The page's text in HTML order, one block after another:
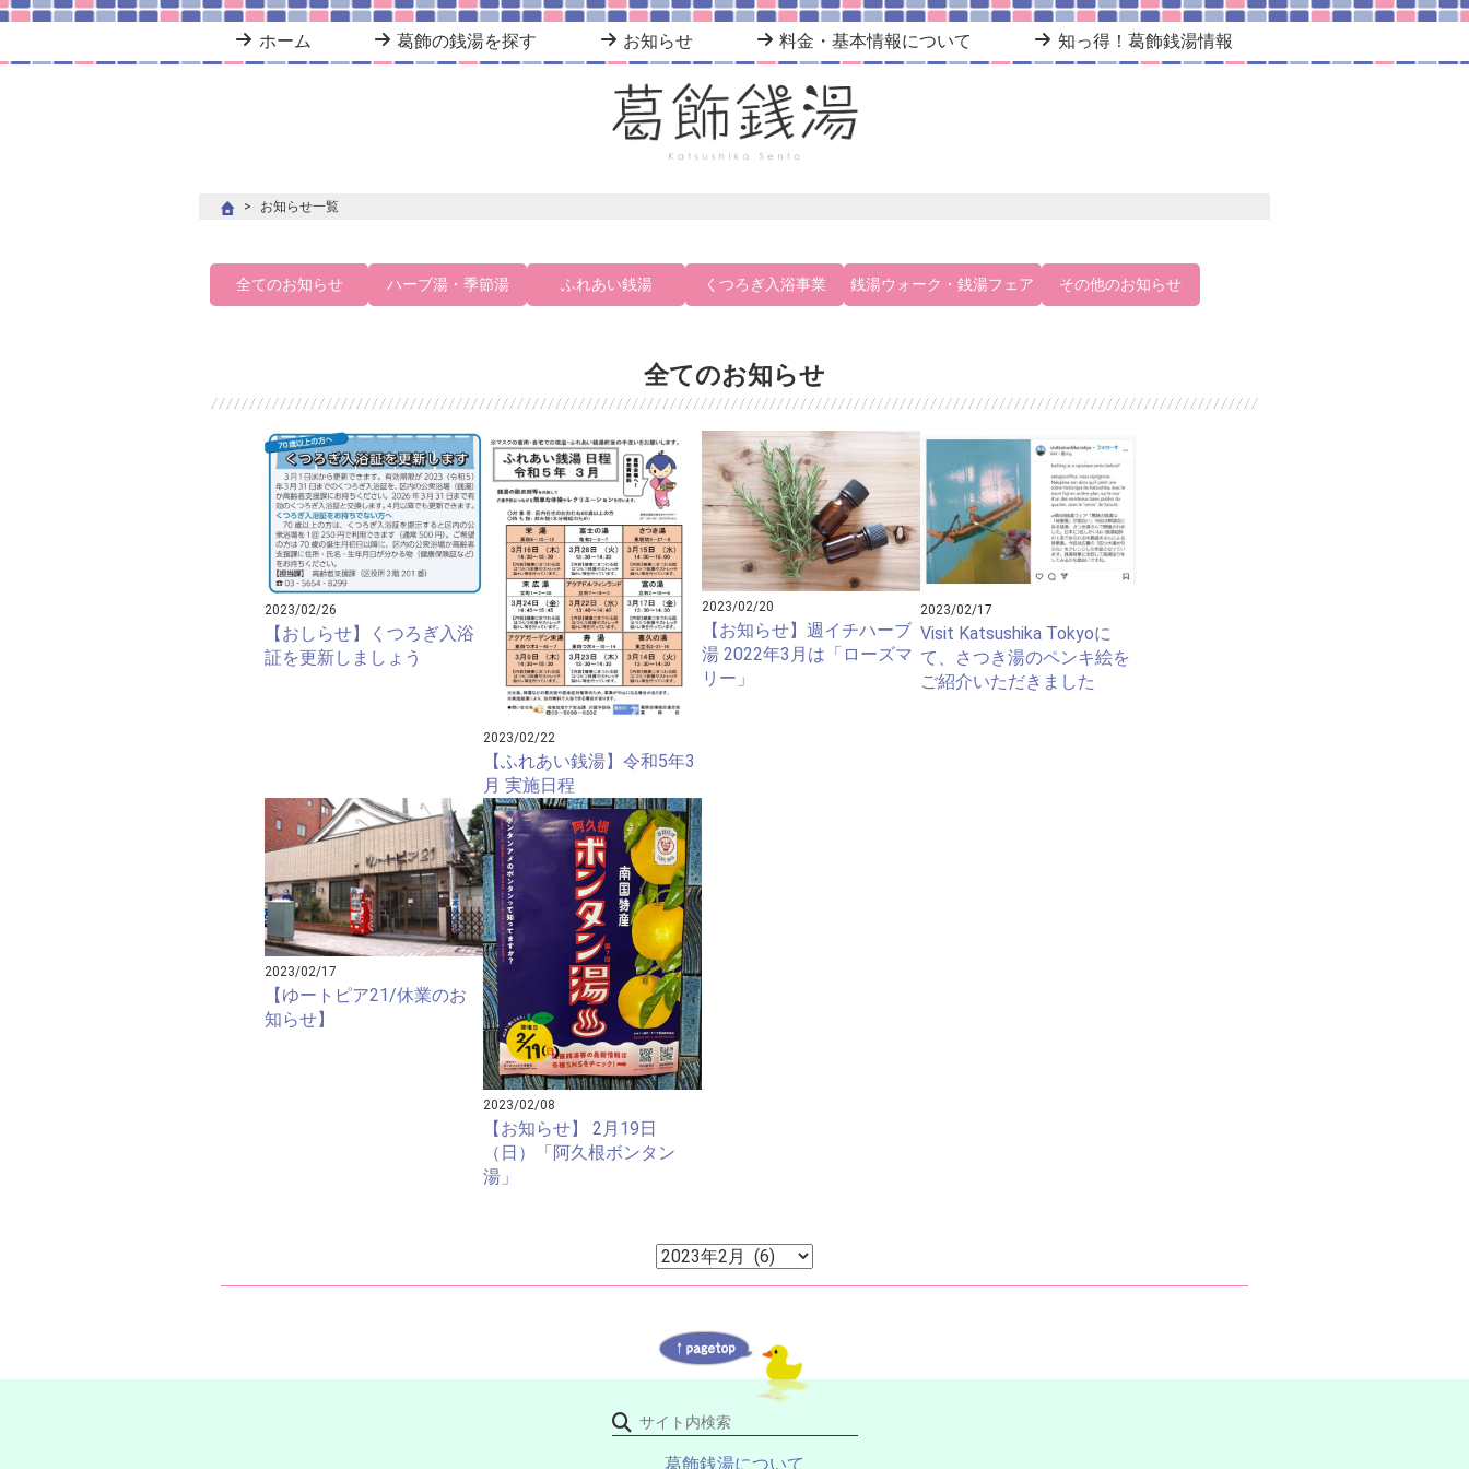
ホーム 葛飾の銭湯を探す お知らせ 料金・基本情報について 知っ得！葛飾銭湯情報
お知らせ一覧
全てのお知らせ ハーブ湯・季節湯 ふれあい銭湯 くつろぎ入浴事業 銭湯ウォーク・銭湯フェア その他のお知らせ
全てのお知らせ
2023/02/26
【おしらせ】くつろぎ入浴
証を更新しましょう
2023/02/22
【ふれあい銭湯】令和5年3
月 実施日程
2023/02/20
【お知らせ】週イチハーブ
湯 2022年3月は「ローズマ
リー」
2023/02/17
Visit Katsushika Tokyoに
て、さつき湯のペンキ絵を
ご紹介いただきました
2023/02/17
【ゆートピア21/休業のお
知らせ】
2023/02/08
【お知らせ】 2月19日
（日）「阿久根ボンタン
湯」
ー
ア
ブ
葛飾銭湯について